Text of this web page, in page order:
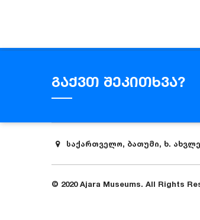
გაქვთ შეკითხვა?
საქართველო, ბათუმი, ხ.
© 2020 Ajara Museums. All Rights